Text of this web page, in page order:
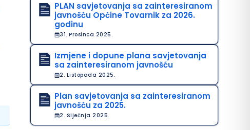
Pravo na pristup informacijama
Izjava o pristupačnosti
Pravila privatnosti
PLAN savjetovanja sa zainteresiranom
javnošću Općine Tovarnik za 2026.
godinu
31. Prosinca 2025.
Izmjene i dopune plana savjetovanja
sa zainteresiranom javnošću
2. Listopada 2025.
Plan savjetovanja sa zainteresiranom
javnošću za 2025.
2. Siječnja 2025.